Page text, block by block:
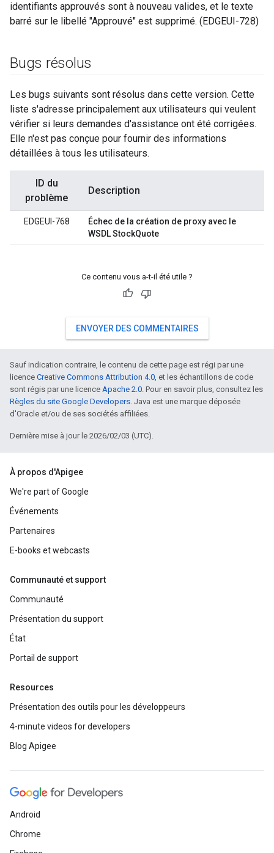
identifiants approuvés sont à nouveau valides, et le texte
barré sur le libellé "Approuvé" est supprimé. (EDGEUI-728)
Bugs résolus
Les bugs suivants sont résolus dans cette version. Cette
liste s'adresse principalement aux utilisateurs qui veulent
vérifier si leurs demandes d'assistance ont été corrigées.
Elle n'est pas conçue pour fournir des informations
détaillées à tous les utilisateurs.
ID du
problème
Description
EDGEUI-768
Échec de la création de proxy avec le
WSDL StockQuote
Ce contenu vous a-t-il été utile ?
ENVOYER DES COMMENTAIRES
Sauf indication contraire, le contenu de cette page est régi par une
licence Creative Commons Attribution 4.0, et les échantillons de code
sont régis par une licence Apache 2.0. Pour en savoir plus, consultez les
Règles du site Google Developers. Java est une marque déposée
d'Oracle et/ou de ses sociétés affiliées.
Dernière mise à jour le 2026/02/03 (UTC).
À propos d'Apigee
We're part of Google
Événements
Partenaires
E-books et webcasts
Communauté et support
Communauté
Présentation du support
État
Portail de support
Resources
Présentation des outils pour les développeurs
4-minute videos for developers
Blog Apigee
Android
Chrome